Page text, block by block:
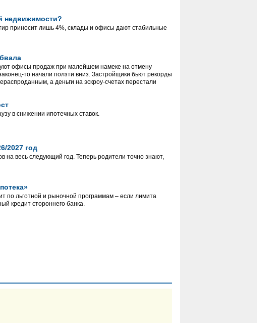
недвижимости?
приносит лишь 4%, склады и офисы дают стабильные
офисы продаж при малейшем намеке на отмену
то начали ползти вниз. Застройщики бьют рекорды
а деньги на эскроу-счетах перестали
в снижении ипотечных ставок.
2027 год
весь следующий год. Теперь родители точно знают,
по льготной и рыночной программам – если лимита
кредит стороннего банка.